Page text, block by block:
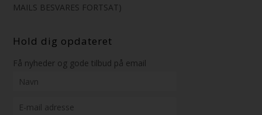
MAILS BESVARES FORTSAT)
Hold dig opdateret
Få nyheder og gode tilbud på email